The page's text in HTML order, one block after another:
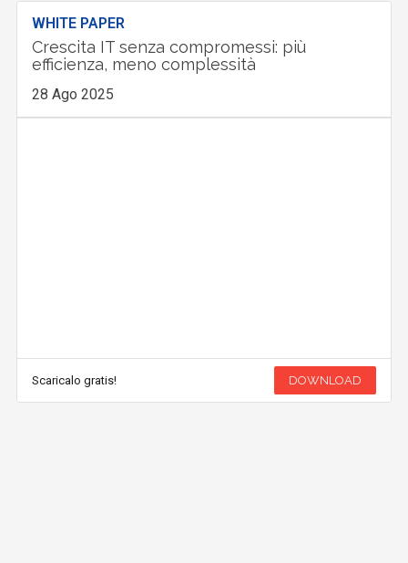
WHITE PAPER
Crescita IT senza compromessi: più
efficienza, meno complessità
28 Ago 2025
Scaricalo gratis! DOWNLOAD